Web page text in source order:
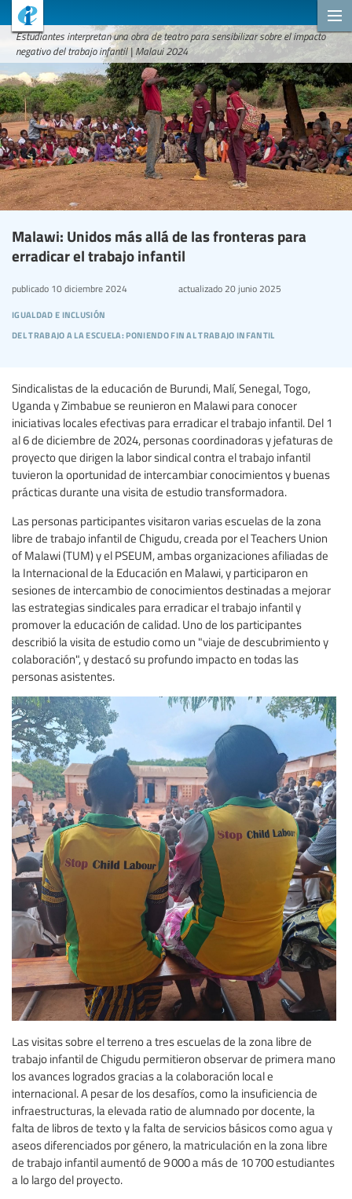
Estudiantes interpretan una obra de teatro para sensibilizar sobre el impacto
negativo del trabajo infantil | Malaui 2024
Malawi: Unidos más allá de las fronteras para
erradicar el trabajo infantil
igualdad e inclusión
del trabajo a la escuela: poniendo fin al trabajo infantil
publicado 10 diciembre 2024 actualizado20 junio 2025
Sindicalistas de la educación de Burundi, Malí, Senegal, Togo,
Uganda y Zimbabue se reunieron en Malawi para conocer
iniciativas locales efectivas para erradicar el trabajo infantil. Del 1
al 6 de diciembre de 2024, personas coordinadoras y jefaturas de
proyecto que dirigen la labor sindical contra el trabajo infantil
tuvieron la oportunidad de intercambiar conocimientos y buenas
prácticas durante una visita de estudio transformadora.
Las personas participantes visitaron varias escuelas de la zona
libre de trabajo infantil de Chigudu, creada por el Teachers Union
of Malawi (TUM) y el PSEUM, ambas organizaciones afiliadas de
la Internacional de la Educación en Malawi, y participaron en
sesiones de intercambio de conocimientos destinadas a mejorar
las estrategias sindicales para erradicar el trabajo infantil y
promover la educación de calidad. Uno de los participantes
describió la visita de estudio como un "viaje de descubrimiento y
colaboración", y destacó su profundo impacto en todas las
personas asistentes.
Las visitas sobre el terreno a tres escuelas de la zona libre de
trabajo infantil de Chigudu permitieron observar de primera mano
los avances logrados gracias a la colaboración local e
internacional. A pesar de los desafíos, como la insuficiencia de
infraestructuras, la elevada ratio de alumnado por docente, la
falta de libros de texto y la falta de servicios básicos como agua y
aseos diferenciados por género, la matriculación en la zona libre
de trabajo infantil aumentó de 9 000 a más de 10 700 estudiantes
a lo largo del proyecto.